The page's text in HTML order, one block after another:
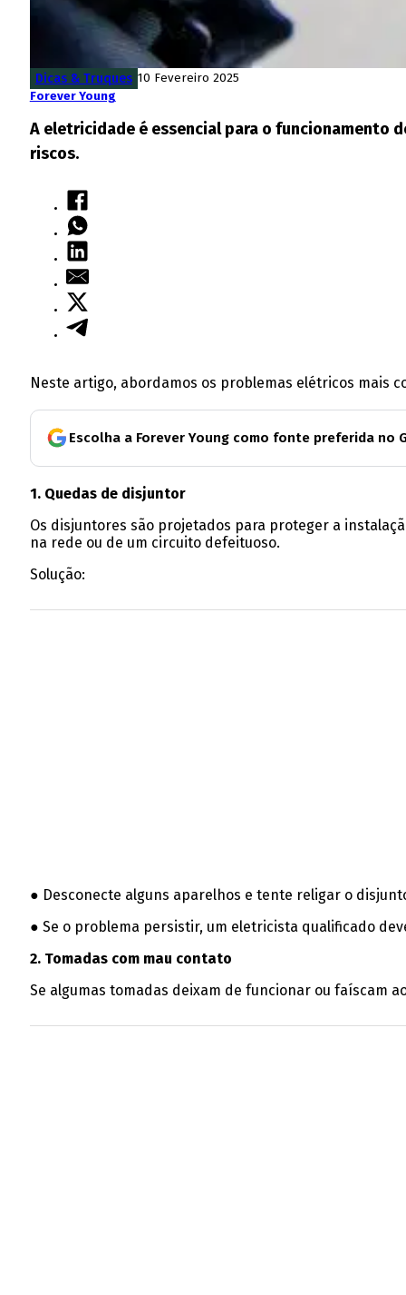
Dicas & Truques 10 Fevereiro 2025
Forever Young
A eletricidade é essencial para o funcionamento
riscos.
Neste artigo, abordamos os problemas elétricos mais
Escolha a Forever Young como fonte preferida no
1. Quedas de disjuntor
Os disjuntores são projetados para proteger a
na rede ou de um circuito defeituoso.
Solução:
● Desconecte alguns aparelhos e tente religar o
● Se o problema persistir, um eletricista qualificado
2. Tomadas com mau contato
Se algumas tomadas deixam de funcionar ou faíscam